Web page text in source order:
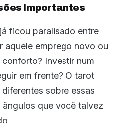
Importantes
ficou paralisado entre
aquele emprego novo ou
Investir num
em frente? O tarot
sobre essas
que você talvez